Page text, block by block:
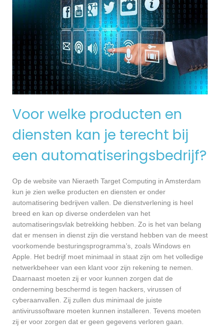
Voor welke producten en
diensten kan je terecht bij
een automatiseringsbedrijf?
Op de website van Nieraeth Target Computing in Amsterdam
kun je zien welke producten en diensten er onder
automatisering bedrijven vallen. De dienstverlening is heel
breed en kan op diverse onderdelen van het
automatiseringsvlak betrekking hebben. Zo is het van belang
dat er mensen in dienst zijn die verstand hebben van de meest
voorkomende besturingsprogramma’s, zoals Windows en
Apple. Het bedrijf moet minimaal in staat zijn om het volledige
netwerkbeheer van een klant voor zijn rekening te nemen.
Daarnaast moeten zij er voor kunnen zorgen dat de
onderneming beschermd is tegen hackers, virussen of
cyberaanvallen. Zij zullen dus minimaal de juiste
antivirussoftware moeten kunnen installeren. Tevens moeten
zij er voor zorgen dat er geen gegevens verloren gaan.